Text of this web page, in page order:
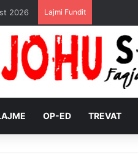
2026 Lajmi Fundit
OP-ED TREVAT